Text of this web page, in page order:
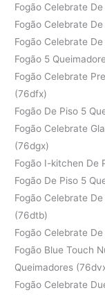
Fogão Celebrate
Fogão Celebrate
Fogão Celebrate
Fogão 5
Fogão Celebrate
(76dfx)
Fogão De Piso 5
Fogão Celebrate
(76dgx)
Fogão I-kitchen De
Fogão De Piso 5
Fogão Celebrate
(76dtb)
Fogão Celebrate
Fogão Blue Touch
Queimadores
Fogão Celebrate